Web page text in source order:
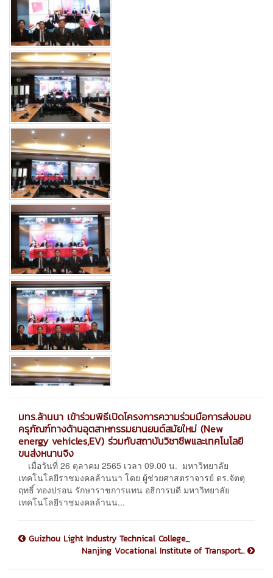
มทร.ล้านนา เข้าร่วมพิธีเปิดโครงการความร่วมมือการส่งมอบ
ครุภัณฑ์ทางด้านอุตสาหกรรมยานยนต์สมัยใหม่ (New
energy vehicles,EV) ร่วมกับสถาบันวิชาชีพและเทคโนโลยี
ขนส่งหนานจิง
เมื่อวันที่ 26 ตุลาคม 2565 เวลา 09.00 น. มหาวิทยาลัย
เทคโนโลยีราชมงคลล้านนา โดย ผู้ช่วยศาสตราจารย์ ดร.จัตตุ
ฤทธิ์ ทองปรอน รักษาราชการแทน อธิการบดี มหาวิทยาลัย
เทคโนโลยีราชมงคลล้านน...
Guizhou Light Industry Technical College_
Nanjing Vocational Institute of Transport...